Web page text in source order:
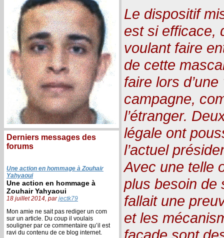
Derniers messages des
forums
Une action en hommage à Zouhair
Yahyaoui
Une action en hommage à
Zouhair Yahyaoui
18 juillet 2014, parjectk79
Mon amie ne sait pas rediger un com
sur un article. Du coup il voulais
souligner par ce commentaire qu’il est
ravi du contenu de ce blog internet.
Le dispositif
est si efficace,
voulant faire
de cette
faire lors
campagne,
l’étranger.
légale ont
l’actuel
Avec une telle
plus besoin de
fallait une
et les